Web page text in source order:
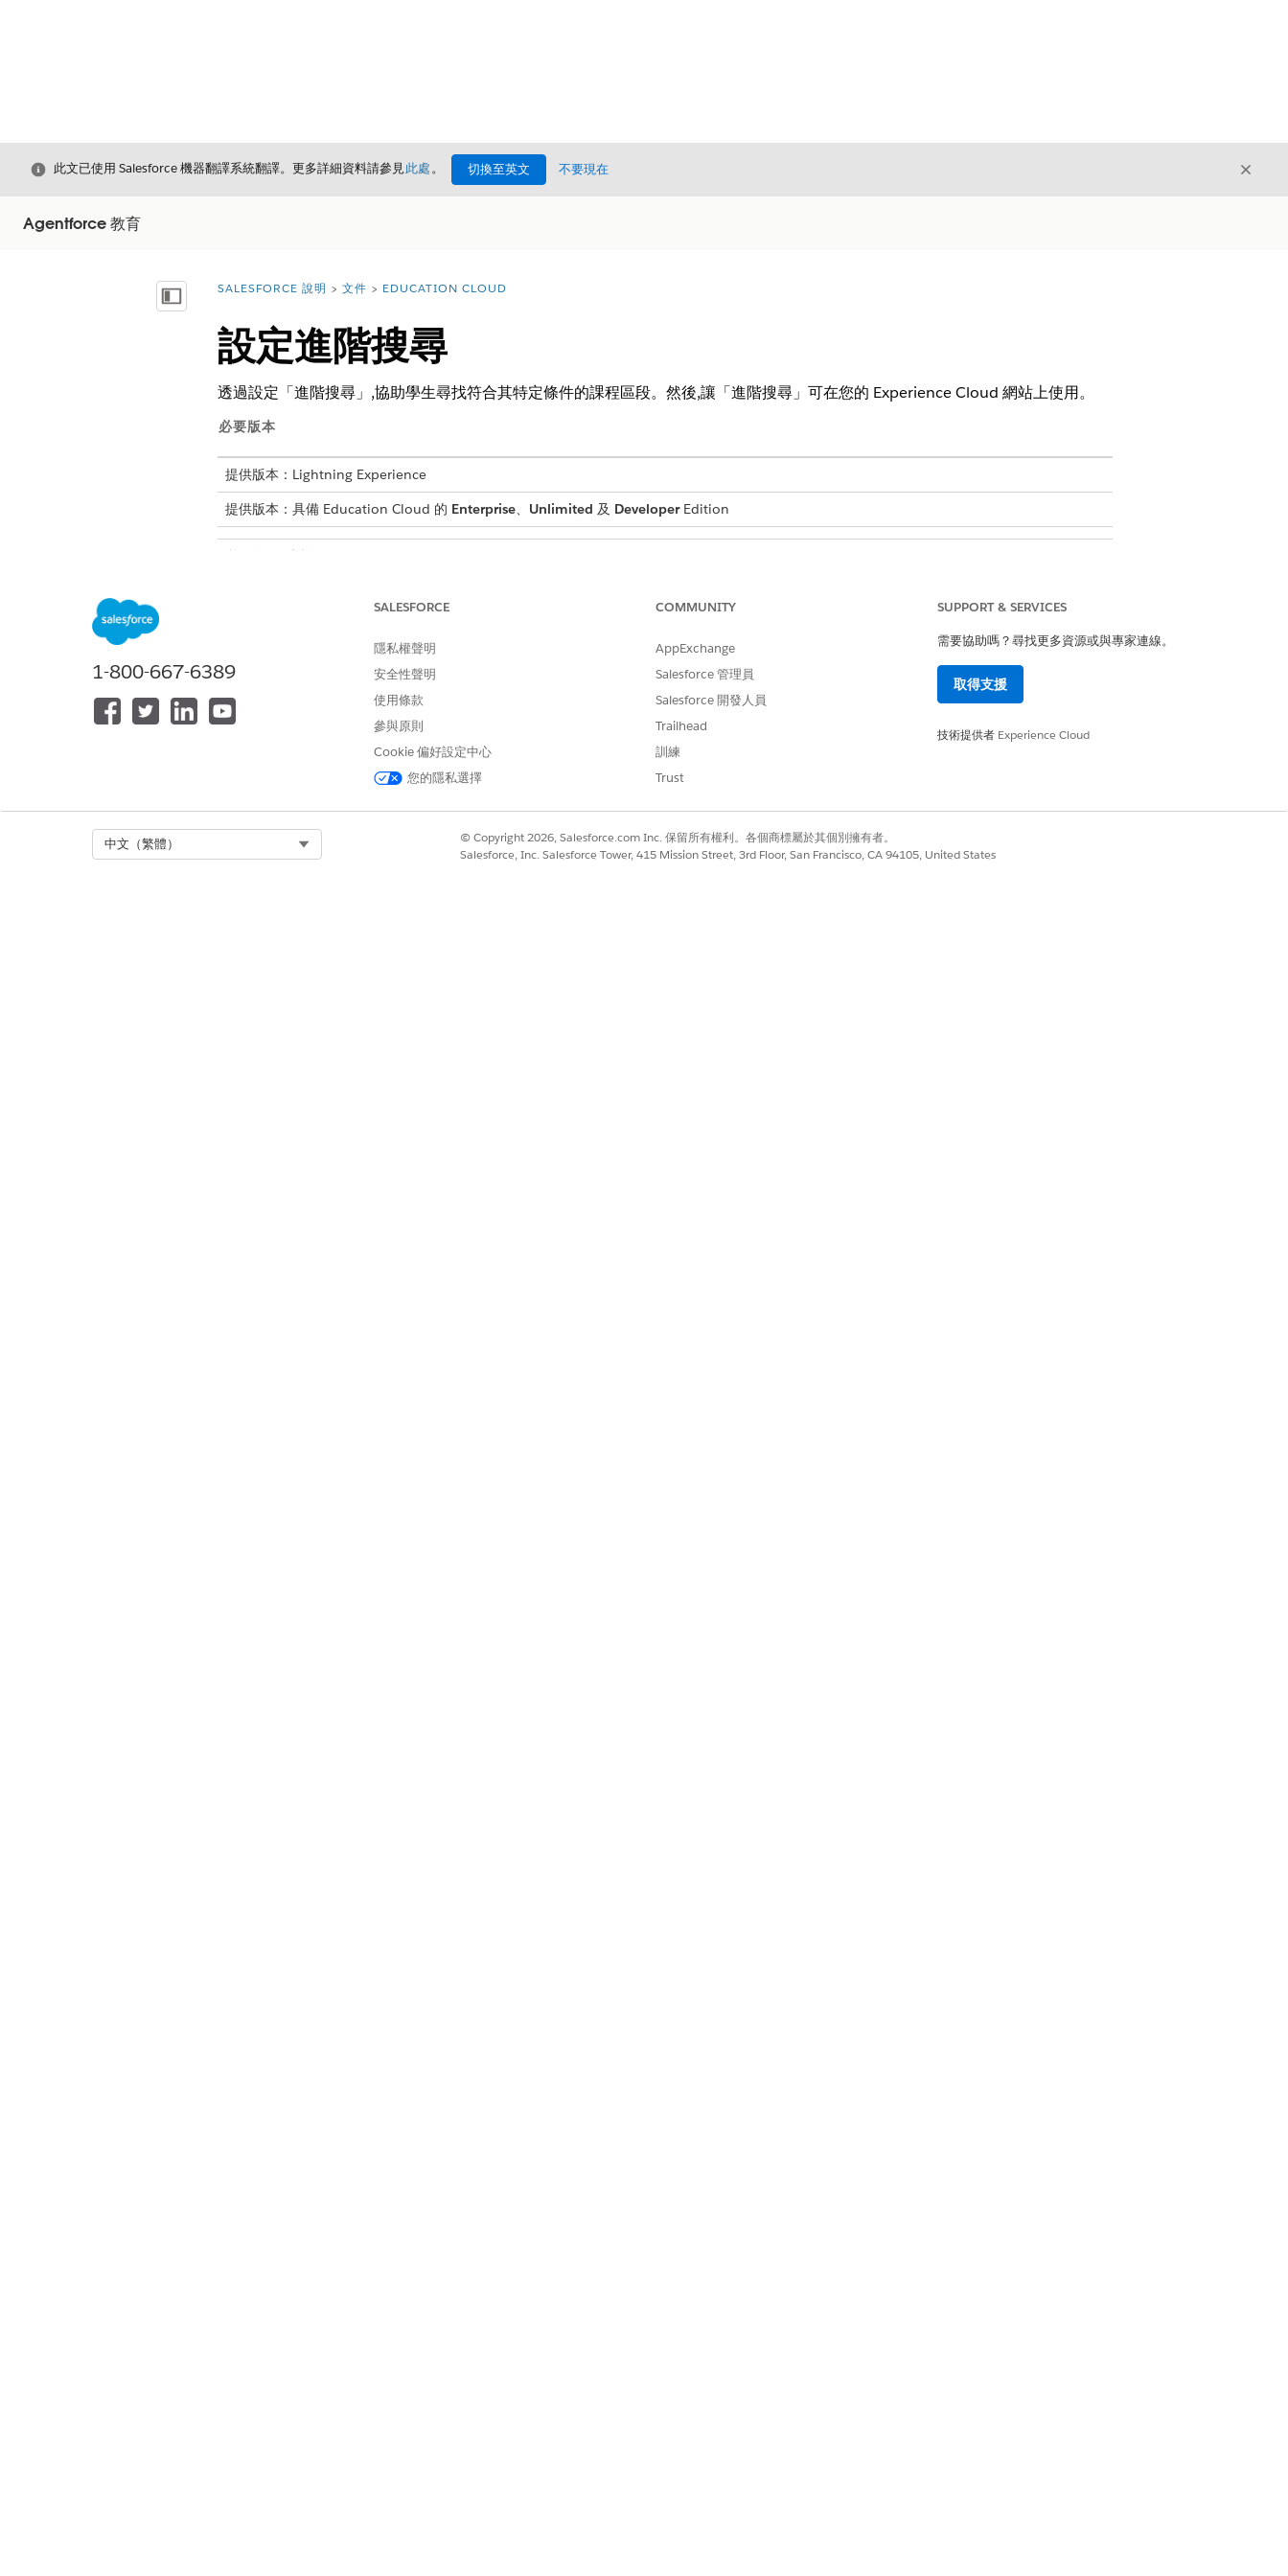
結束
此文已使用 Salesforce 機器翻譯系統翻譯。更多詳細資料請參見此處。 切換至英文 不要現在 結束
Agentforce 教育
顯示目錄 您位於此處：
SALESFORCE 說明 文件 EDUCATION CLOUD
設定進階搜尋
透過設定「進階搜尋」,協助學生尋找符合其特定條件的課程區段。然後,讓「進階搜尋」可在您的 Experience Cloud 網站上使用。
必要版本
提供版本：Lightning Experience
提供版本：具備 Education Cloud 的 Enterprise、 Unlimited 及 DeveloperEdition
所需的使用者權限
使用 Data Loader、Apex 指令檔或您選擇的其他方法。此記錄更新可確保「進階搜尋」針對 Summer '26 之前建立的課程供應項目傳回準確的可
用性結果。如果您有許多已結束的課程,請針對已完成的學術課程,將這些課程供應項目設定為「已結束」。然後僅更新目前和未來課程提供記錄。
若要使用「區段會議日期」搜尋欄位,請為「進階搜尋」
設定「區段會議日期」欄位
讓「進階搜尋」可在您的 Experience Cloud 網站上使用。
進入「設定」,尋找並選取「數位體驗 」,然後選取「
開啟您 Experience Cloud 網站的體驗產生器。
若要新增更多欄位,請在「其他進階搜尋欄位」區段中按一下「選取」,然後新增最多 15 個欄位。
「進階搜尋」支援「課程提供」、「學習課程」和「學習」物件上的日期、核取方塊、選項清單和數字欄位。
1-800-667-6389
SALESFORCE
隱私權聲明
安全性聲明
使用條款
參與原則
Cookie 偏好設定中心
您的隱私選擇
COMMUNITY
AppExchange
Salesforce 管理員
Salesforce 開發人員
Trailhead
訓練
Trust
SUPPORT & SERVICES
需要協助嗎？尋找更多資源或與專家連線。
取得支援
技術提供者 Experience Cloud
中文（繁體）
© Copyright 2026, Salesforce.com Inc. 保留所有權利。各個商標屬於其個別擁有者。
Salesforce, Inc. Salesforce Tower, 415 Mission Street, 3rd Floor, San Francisco, CA 94105, United States